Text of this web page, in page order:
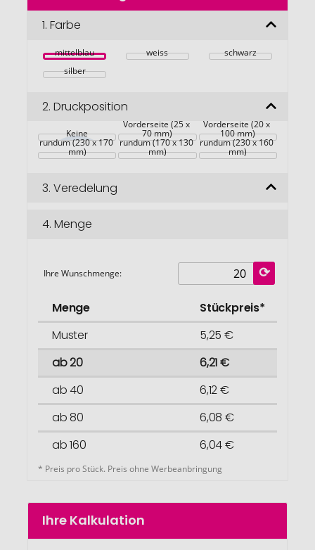
Bildgalerie
1. Farbe
mittelblau weiss
schwarz
silber
2. Druckposition
Keine
Vorderseite (25 x
70 mm)
Vorderseite (20 x
100 mm)
rundum (230 x 170
mm)
rundum (170 x 130
mm)
rundum (230 x 160
mm)
3. Veredelung
4. Menge
Ihre Wunschmenge:
Menge
Stückpreis*
Muster
5,25 €
ab 20
6,21 €
ab 40
6,12 €
ab 80
6,08 €
ab 160
6,04 €
* Preis pro Stück. Preis ohne Werbeanbringung
Ihre Kalkulation